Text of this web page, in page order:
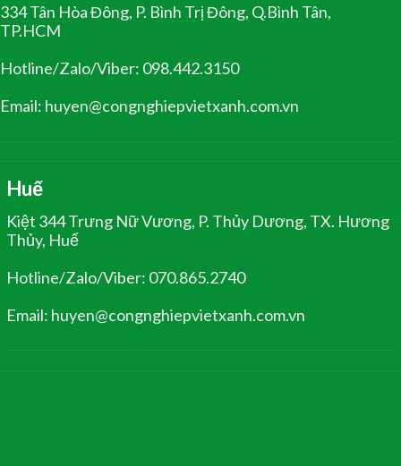
334 Tân Hòa Đông, P. Bình Trị Đông, Q.Bình Tân,
TP.HCM
Hotline/Zalo/Viber: 098.442.3150
Email: huyen@congnghiepvietxanh.com.vn
Huế
Kiệt 344 Trưng Nữ Vương, P. Thủy Dương, TX. Hương
Thủy, Huế
Hotline/Zalo/Viber: 070.865.2740
Email: huyen@congnghiepvietxanh.com.vn